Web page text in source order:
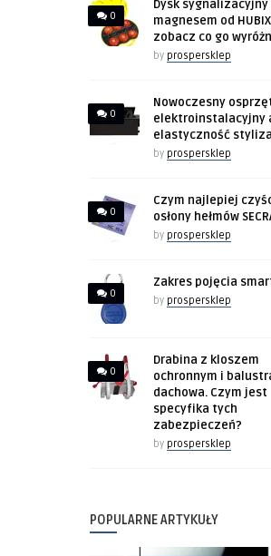
0
Dysk sygnalizacyjny
magnesem od
zobacz co go
by prospersklep
0
Nowoczesny
elektroinstalacyjny
elastyczność
by prospersklep
0
Czym najlepiej
osłony hełmów
by prospersklep
0
Zakres pojęcia
by prospersklep
0
Drabina z kloszem
ochronnym i
dachowa. Czym jest
specyfika tych
zabezpieczeń?
by prospersklep
POPULARNE ARTYKUŁY